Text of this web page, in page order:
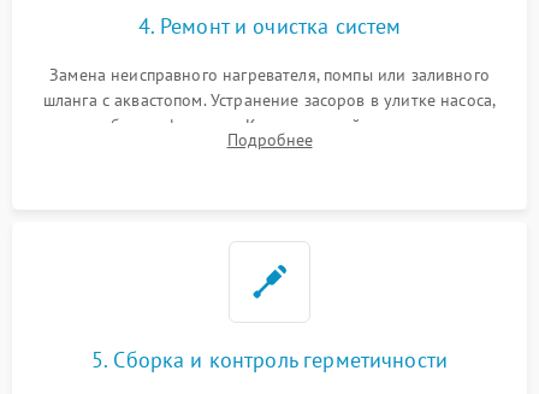
4. Ремонт и очистка систем
Замена неисправного нагревателя, помпы или заливного
шланга с аквастопом. Устранение засоров в улитке насоса,
патрубках и фильтрах. Компонентный ремонт платы
управления, восстановление поврежденной проводки.
Подробнее
5. Сборка и контроль герметичности